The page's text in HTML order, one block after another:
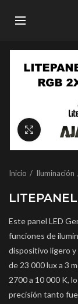
Click to
Inicio Iluminación
Este panel LED
funciones de
dispositivo ligero y
de 23 000 lux a 3
2700 a 10 000 K,
precisión tanto